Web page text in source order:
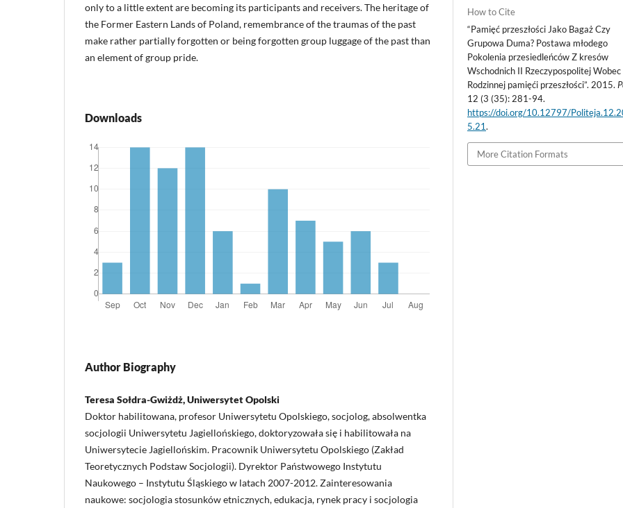
only to a little extent are becoming its participants and receivers. The heritage of
the Former Eastern Lands of Poland, remembrance of the traumas of the past
make rather partially forgotten or being forgotten group luggage of the past than
an element of group pride.
Downloads
Author Biography
Teresa Sołdra-Gwiżdż, Uniwersytet Opolski
Doktor habilitowana, profesor Uniwersytetu Opolskiego, socjolog, absolwentka
socjologii Uniwersytetu Jagiellońskiego, doktoryzowała się i habilitowała na
Uniwersytecie Jagiellońskim. Pracownik Uniwersytetu Opolskiego (Zakład
Teoretycznych Podstaw Socjologii). Dyrektor Państwowego Instytutu
Naukowego – Instytutu Śląskiego w latach 2007-2012. Zainteresowania
naukowe: socjologia stosunków etnicznych, edukacja, rynek pracy i socjologia
How to Cite
“Pamięć przeszłości Jako Bagaż Czy
Grupowa Duma? Postawa młodego
Pokolenia przesiedleńców Z kresów
Wschodnich II Rzeczypospolitej Wobec
Rodzinnej pamięći przeszłości”. 2015.
12 (3 (35): 281-94.
https://doi.org/10.12797/
5.21.
More Citation Formats